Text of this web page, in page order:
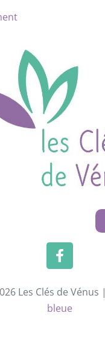
Les Clés de Vénus |
bleue